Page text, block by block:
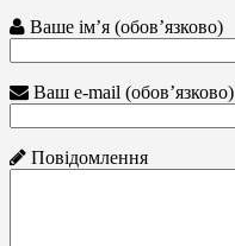
Ваше ім’я (обов’язково)
Ваш e-mail (обов’язково)
Повідомлення